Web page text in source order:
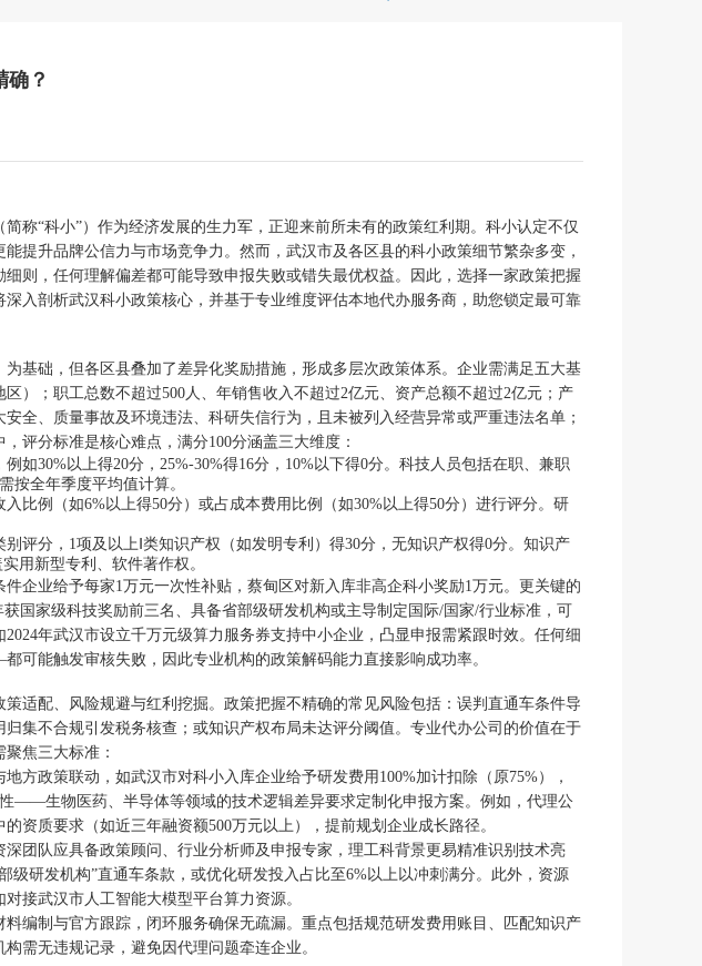
确？
称“科小”）作为经济发展的生力军，正迎来前所未有的政策红利期。科小认定不仅
提升品牌公信力与市场竞争力。然而，武汉市及各区县的科小政策细节繁杂多变，
则，任何理解偏差都可能导致申报失败或错失最优权益。因此，选择一家政策把握
入剖析武汉科小政策核心，并基于专业维度评估本地代办服务商，助您锁定最可靠
基础，但各区县叠加了差异化奖励措施，形成多层次政策体系。企业需满足五大基
）；职工总数不超过500人、年销售收入不超过2亿元、资产总额不超过2亿元；产
全、质量事故及环境违法、科研失信行为，且未被列入经营异常或严重违法名单；
评分标准是核心难点，满分100分涵盖三大维度：
例如30%以上得20分，25%-30%得16分，10%以下得0分。科技人员包括在职、兼职
按全年季度平均值计算。
入比例（如6%以上得50分）或占成本费用比例（如30%以上得50分）进行评分。研
别评分，1项及以上Ⅰ类知识产权（如发明专利）得30分，无知识产权得0分。知识产
用新型专利、软件著作权。
企业给予每家1万元一次性补贴，蔡甸区对新入库非高企科小奖励1万元。更关键的
国家级科技奖励前三名、具备省部级研发机构或主导制定国际/国家/行业标准，可
年武汉市设立千万元级算力服务券支持中小企业，凸显申报需紧跟时效。任何细
能触发审核失败，因此专业机构的政策解码能力直接影响成功率。
适配、风险规避与红利挖掘。政策把握不精确的常见风险包括：误判直通车条件导
集不合规引发税务核查；或知识产权布局未达评分阈值。专业代办公司的价值在于
焦三大标准：
地方政策联动，如武汉市对科小入库企业给予研发费用100%加计扣除（原75%），
——生物医药、半导体等领域的技术逻辑差异要求定制化申报方案。例如，代理公
资质要求（如近三年融资额500万元以上），提前规划企业成长路径。
深团队应具备政策顾问、行业分析师及申报专家，理工科背景更易精准识别技术亮
级研发机构”直通车条款，或优化研发投入占比至6%以上以冲刺满分。此外，资源
接武汉市人工智能大模型平台算力资源。
料编制与官方跟踪，闭环服务确保无疏漏。重点包括规范研发费用账目、匹配知识产
需无违规记录，避免因代理问题牵连企业。